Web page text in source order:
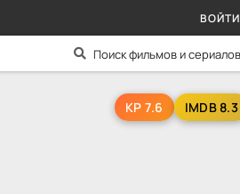
ВОЙТИ
KP 7.6 IMDB 8.3